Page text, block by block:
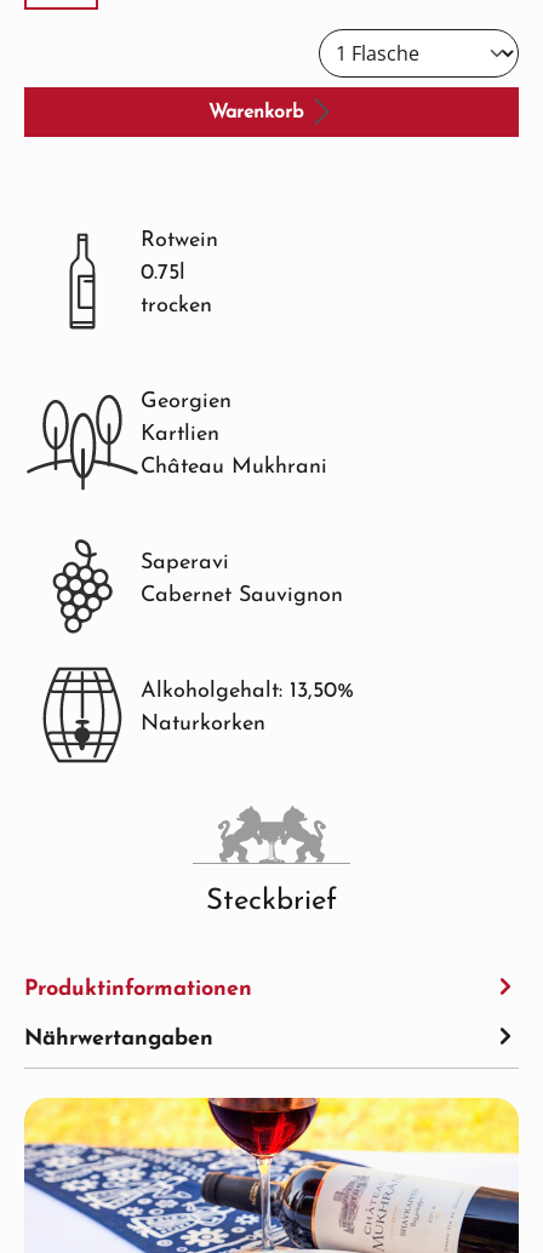
Warenkorb
Rotwein
0.75l
trocken
Georgien
Kartlien
Château Mukhrani
Saperavi
Cabernet Sauvignon
Alkoholgehalt: 13,50%
Naturkorken
Steckbrief
Produktinformationen
Nährwertangaben